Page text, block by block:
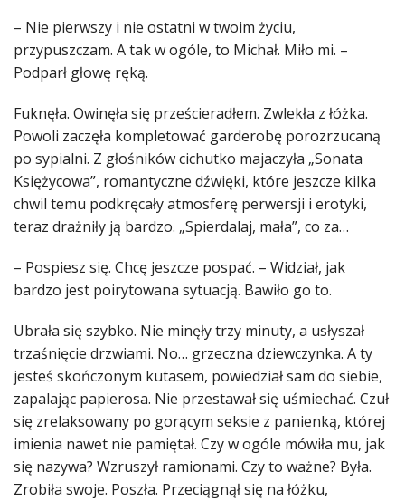
– Nie pierwszy i nie ostatni w twoim życiu,
przypuszczam. A tak w ogóle, to Michał. Miło mi. –
Podparł głowę ręką.
Fuknęła. Owinęła się prześcieradłem. Zwlekła z łóżka.
Powoli zaczęła kompletować garderobę porozrzucaną
po sypialni. Z głośników cichutko majaczyła „Sonata
Księżycowa”, romantyczne dźwięki, które jeszcze kilka
chwil temu podkręcały atmosferę perwersji i erotyki,
teraz drażniły ją bardzo. „Spierdalaj, mała”, co za…
– Pospiesz się. Chcę jeszcze pospać. – Widział, jak
bardzo jest poirytowana sytuacją. Bawiło go to.
Ubrała się szybko. Nie minęły trzy minuty, a usłyszał
trzaśnięcie drzwiami. No… grzeczna dziewczynka. A ty
jesteś skończonym kutasem, powiedział sam do siebie,
zapalając papierosa. Nie przestawał się uśmiechać. Czuł
się zrelaksowany po gorącym seksie z panienką, której
imienia nawet nie pamiętał. Czy w ogóle mówiła mu, jak
się nazywa? Wzruszył ramionami. Czy to ważne? Była.
Zrobiła swoje. Poszła. Przeciągnął się na łóżku,